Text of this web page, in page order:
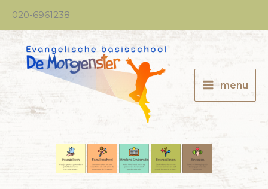
inhoud
020-6961238
menu